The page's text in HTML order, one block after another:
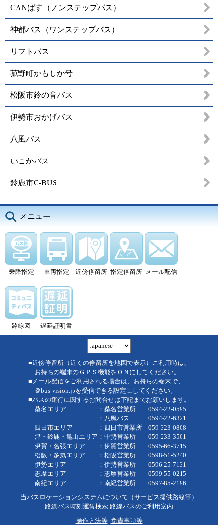
CANばす（ノンステップバス）
神都バス（ワンステップバス）
リフトバス
菰野町かもしか号
松阪市鈴の音バス
伊勢市おかげバス
八風バス
いこかバス
鈴鹿市C-BUS
メニュー
乗降指定 車両指定 近傍停留所 指定停留所 メール配信
路線図 遅延証明書
■近傍停留所（近くの停留所を地図で表示）ご利用時は、
お持ちの端末のＧＰＳ機能をＯＮにしてください。
■メール配信をご利用される場合は、お持ちの端末で、
＠bus-vision.jpを受信できる設定にしてください。
■バスの運行に関するお問合せは下記までお願いします。
桑名エリア ：桑名営業所 0594-22-0595
：八風バス 0594-22-6321
四日市エリア ：四日市営業所 059-323-0808
津・鈴鹿・亀山エリア：中勢営業所 059-233-3501
伊賀・名張エリア ：伊賀営業所 0595-66-3715
松阪・多気エリア ：松阪営業所 0598-51-5240
伊勢エリア ：伊勢営業所 0596-25-7131
志摩エリア ：志摩営業所 0599-55-0215
南紀エリア ：南紀営業所 0597-85-2196
当バスロケーションシステムについて（サービス提供路線等）
路線バス時刻運賃検索 路線バスのご利用案内
操作方法等 免責事項等